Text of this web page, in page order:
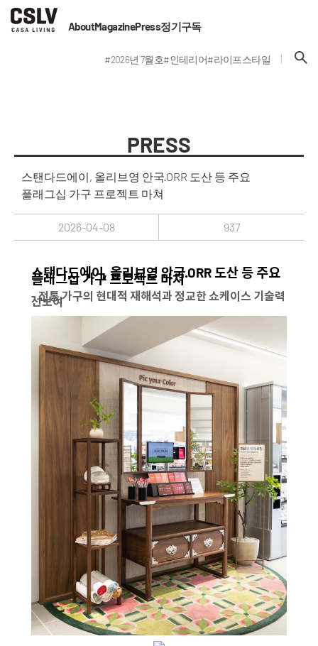
AboutMagazinePress정기구독
#2026년 7월호#인테리어#라이프스타일
PRESS
스탠다드에이, 올리브영 안국·ORR 도산 등 주요
플래그십 가구 프로젝트 마쳐
2026-04-08 937
스탠다드에이, 올리브영 안국·ORR 도산 등 주요
플래그십 가구 프로젝트 마쳐
- 전통 가구의 현대적 재해석과 정교한 쇼케이스 기술력
선보여